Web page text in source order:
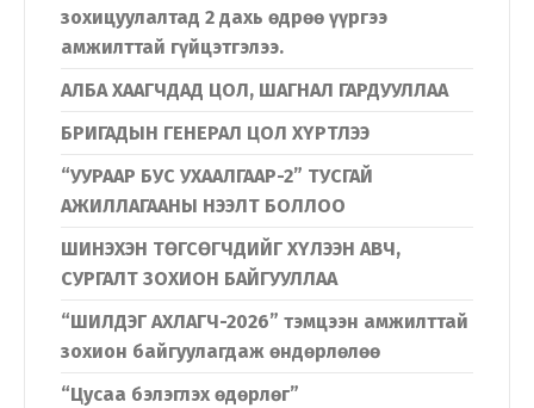
зохицуулалтад 2 дахь өдрөө үүргээ
амжилттай гүйцэтгэлээ.
АЛБА ХААГЧДАД ЦОЛ, ШАГНАЛ ГАРДУУЛЛАА
БРИГАДЫН ГЕНЕРАЛ ЦОЛ ХҮРТЛЭЭ
“УУРААР БУС УХААЛГААР-2” ТУСГАЙ
АЖИЛЛАГААНЫ НЭЭЛТ БОЛЛОО
ШИНЭХЭН ТӨГСӨГЧДИЙГ ХҮЛЭЭН АВЧ,
СУРГАЛТ ЗОХИОН БАЙГУУЛЛАА
“ШИЛДЭГ АХЛАГЧ-2026” тэмцээн амжилттай
зохион байгуулагдаж өндөрлөлөө
“Цусаа бэлэглэх өдөрлөг”